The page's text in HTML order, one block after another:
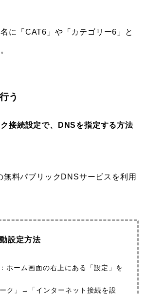
に「CAT6」や「カテゴリー6」と
う
接続設定で、DNSを指定する方法
無料パブリックDNSサービスを利用
設定方法
ホーム画面の右上にある「設定」を
ーク」→「インターネット接続を設